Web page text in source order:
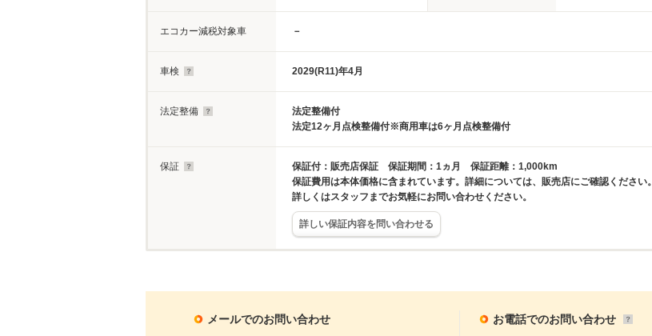
エコカー減税対象車 －
車検 2029(R11)年4月
法定整備
法定整備付
法定12ヶ月点検整備付※商用車は6ヶ月点検整備付
保証
保証付：販売店保証 保証期間：1ヵ月 保証距離：1,000km
保証費用は本体価格に含まれています。詳細については、販売店にご確認ください。
詳しくはスタッフまでお気軽にお問い合わせください。
詳しい保証内容を問い合わせる
メールでのお問い合わせ お電話でのお問い合わせ